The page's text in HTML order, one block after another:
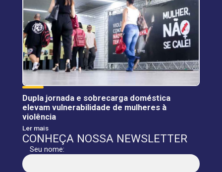
Dupla jornada e sobrecarga doméstica
elevam vulnerabilidade de mulheres à
violência
Ler mais
CONHEÇA NOSSA NEWSLETTER
Seu nome: